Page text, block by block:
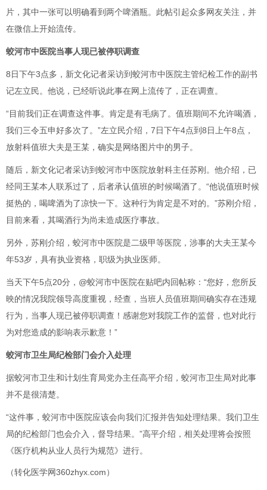
片，其中一张可以明确看到两个啤酒瓶。此帖引起众多网友关注，并
在微信上开始流传。
蛟河市中医院当事人现已被停职调查
8日下午3点多，新文化记者采访到蛟河市中医院主管纪检工作的副书
记左立民。他说，已经听说此事在网上流传了，正在调查。
“目前我们正在调查这件事。肯定是有毛病了。值班期间不允许喝酒，
我们三令五申好多次了。”左立民介绍，7日下午4点到8日上午8点，
放射科值班大夫是王某，确实是网络图片中的男子。
随后，新文化记者采访到蛟河市中医院放射科主任苏刚。他介绍，已
经同王某本人联系过了，后者承认值班的时候喝酒了。“他说值班时候
挺热的，喝啤酒为了凉快一下。这种行为肯定是不对的。”苏刚介绍，
目前来看，其喝酒行为尚未造成医疗事故。
另外，苏刚介绍，蛟河市中医院是二级甲等医院，涉事的大夫王某今
年53岁，具有执业资格，职级为执业医师。
当天下午5点20分，@蛟河市中医院在贴吧内回帖称：“您好，您所反
映的情况我院领导高度重视，经查，当班人员值班期间确实存在违规
行为，当事人现已被停职调查！感谢您对我院工作的监督，也对此行
为对您造成的影响表示歉意！”
蛟河市卫生局纪检部门会介入处理
据蛟河市卫生和计划生育局党办主任高平介绍，蛟河市卫生局对此事
并不是很清楚。
“这件事，蛟河市中医院应该会向我们汇报并告知处理结果。我们卫生
局的纪检部门也会介入，督导结果。”高平介绍，相关处理将会按照
《医疗机构从业人员行为规范》进行。
（转化医学网360zhyx.com）